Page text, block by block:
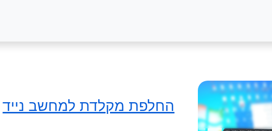
החלפת מקלדת למחשב נייד